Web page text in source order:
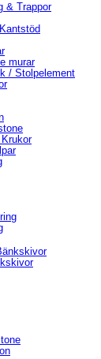
& Trappor
murar
/ Stolpelement